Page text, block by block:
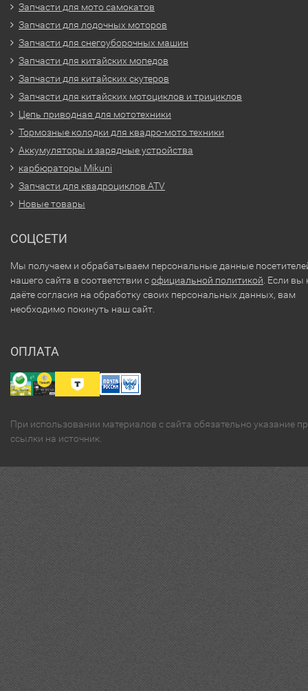
Запчасти для мото самокатов
Запчасти для лодочных моторов
Запчасти для снегоуборочных машин
Запчасти для китайских мопедов
Запчасти для китайских скутеров
Запчасти для китайских мотоциклов и трициклов
Цепь приводная для мототехники
Тормозные колодки для квадро-мото техники
Аккумуляторы и зарядные устройства
карбюраторы Mikuni
Запчасти для квадроциклов ATV
Новые товары
СОЦСЕТИ
Мы получаем и обрабатываем персональные данные
нашего сайта в соответствии софициальной политикой . Если вы
даёте согласия на обработку своих персональных данных, вам
необходимо покинуть наш сайт.
ОПЛАТА
При использовании материалов с сайта обязательно указание
ссылки на источник.